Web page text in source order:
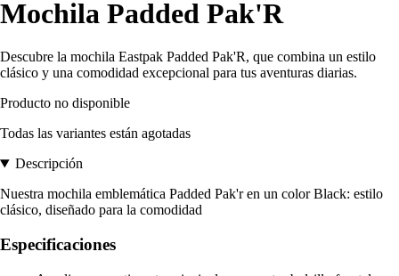
Mochila Padded Pak'R
Descubre la mochila Eastpak Padded Pak'R, que combina un estilo
clásico y una comodidad excepcional para tus aventuras diarias.
Producto no disponible
Todas las variantes están agotadas
Descripción
Nuestra mochila emblemática Padded Pak'r en un color Black: estilo
clásico, diseñado para la comodidad
Especificaciones